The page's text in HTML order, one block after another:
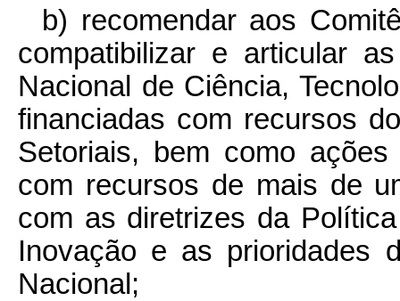
b) recomendar aos
compatibilizar e articular
Nacional de Ciência,
financiadas com recursos
Setoriais, bem como
com recursos de mais de
com as diretrizes da
Inovação e as prioridades
Nacional;